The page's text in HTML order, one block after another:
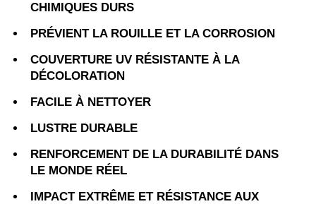
CHIMIQUES DURS
PRÉVIENT LA ROUILLE ET LA CORROSION
COUVERTURE UV RÉSISTANTE À LA
DÉCOLORATION
FACILE À NETTOYER
LUSTRE DURABLE
RENFORCEMENT DE LA DURABILITÉ DANS
LE MONDE RÉEL
IMPACT EXTRÊME ET RÉSISTANCE AUX